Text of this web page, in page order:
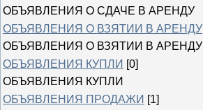
ОБЪЯВЛЕНИЯ О СДАЧЕ В АРЕНДУ
ОБЪЯВЛЕНИЯ О ВЗЯТИИ В АРЕНДУ
ОБЪЯВЛЕНИЯ О ВЗЯТИИ В АРЕНДУ
ОБЪЯВЛЕНИЯ КУПЛИ [0]
ОБЪЯВЛЕНИЯ КУПЛИ
ОБЪЯВЛЕНИЯ ПРОДАЖИ [1]